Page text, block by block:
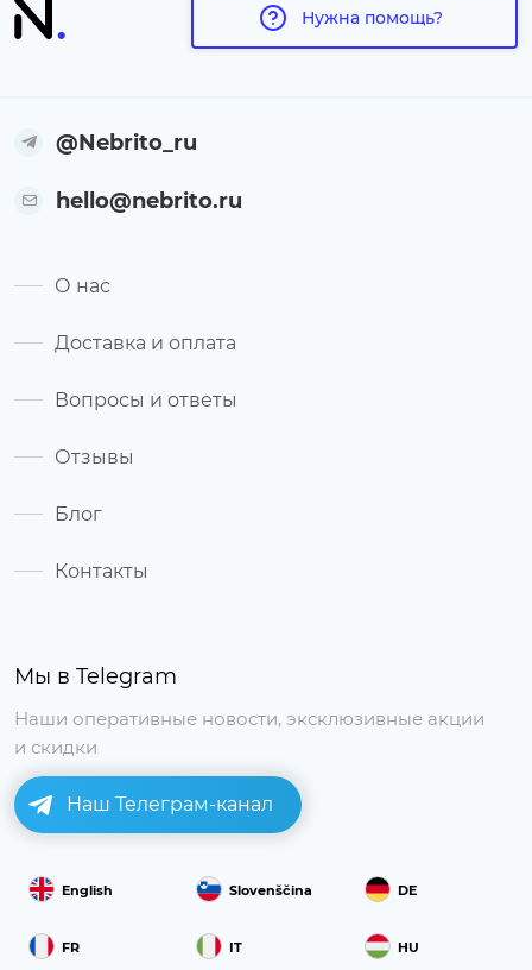
Нужна помощь?
Мы в Telegram
Наши оперативные новости, эксклюзивные акции
и скидки
Наш Телеграм-канал
English Slovenščina DE
FR IT HU
@Nebrito_ru
hello@nebrito.ru
О нас
Доставка и оплата
Вопросы и ответы
Отзывы
Блог
Контакты